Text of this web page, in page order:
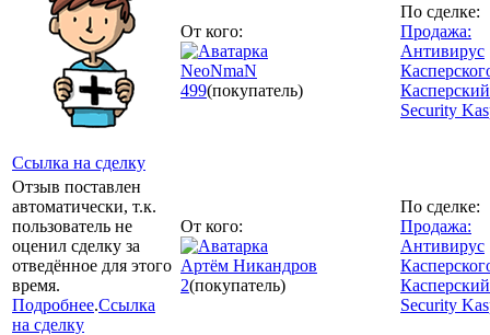
Ссылка на сделку
От кого:
NeoNmaN
499(покупатель)
По сделке:
Продажа:
Антивирус
Security
Отзыв поставлен
автоматически, т.к.
пользователь не
оценил сделку за
отведённое для этого
время.
Подробнее.Ссылка
на сделку
От кого:
Артём Никандров
2(покупатель)
По сделке:
Продажа:
Антивирус
Security